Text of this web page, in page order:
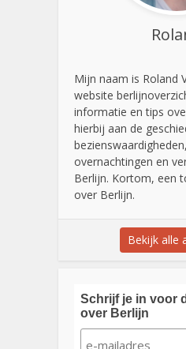
Mijn naam is Roland
website
informatie en tips
hierbij aan de
overnachtingen en
Berlijn. Kortom, een
over Berlijn.
Bekijk alle
Schrijf je in voor
over Berlijn